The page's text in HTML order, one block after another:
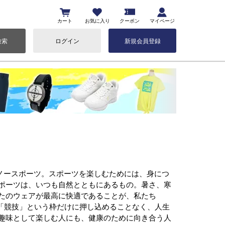
カート お気に入り クーポン マイページ
索 ログイン 新規会員登録
スポーツ。スポーツを楽しむためには、身につ
ツは、いつも自然とともにあるもの。暑さ、寒
ウェアが最高に快適であることが、私たち
技」という枠だけに押し込めることなく、人生
として楽しむ人にも、健康のために向き合う人